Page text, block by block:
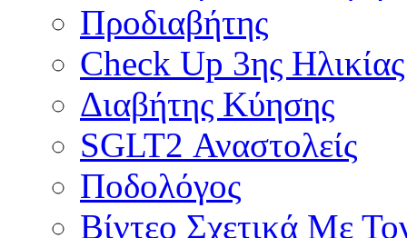
Προδιαβήτης
Check Up 3ης Ηλικίας
Διαβήτης Κύησης
SGLT2 Αναστολείς
Ποδολόγος
Βίντεο Σχετικά Με